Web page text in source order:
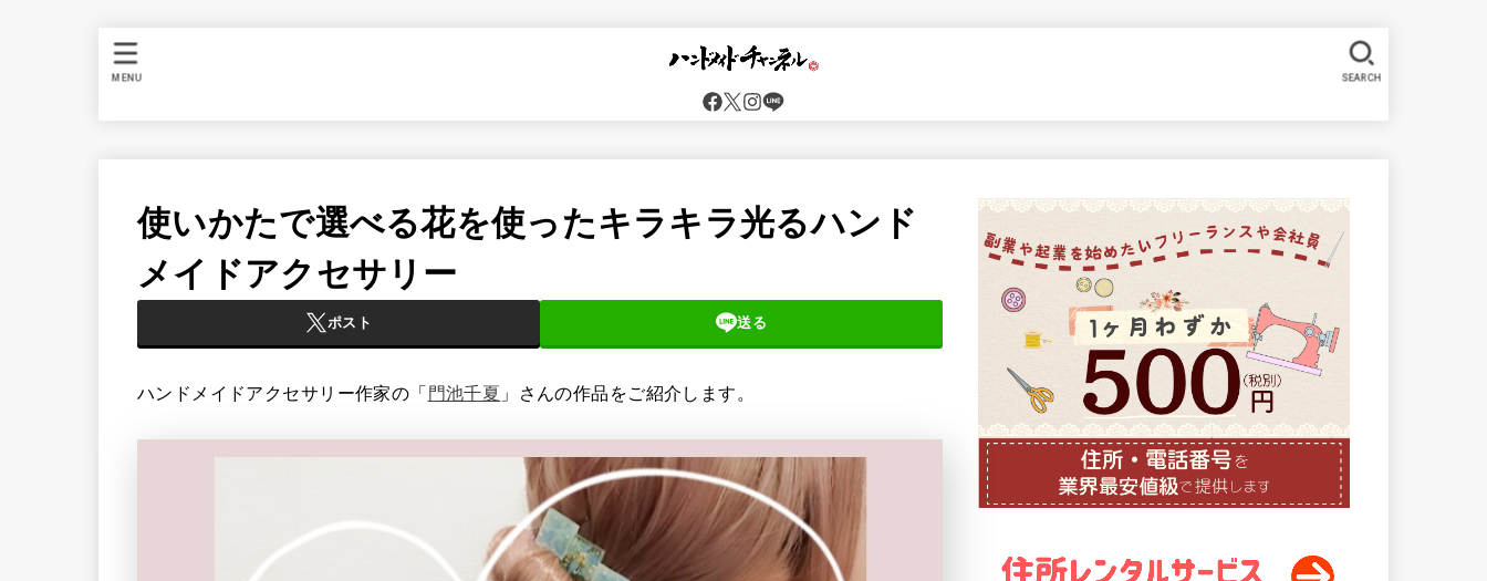
SEARCH
MENU
使いかたで選べる花を使ったキラキラ光るハンド
メイドアクセサリー
ポスト 送る
ハンドメイドアクセサリー作家の「門池千夏 」さんの作品をご紹介します。